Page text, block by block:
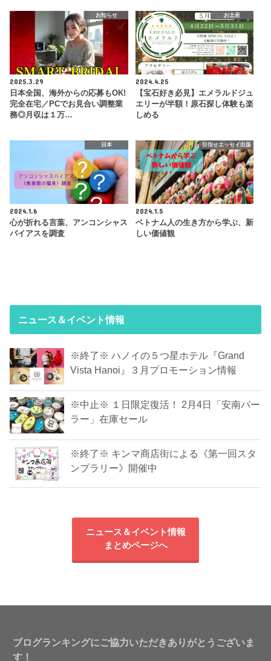
お知らせ
2025.3.29
日本全国、海外からの応募もOK!
完全在宅／PCでお見合い調整業
務◎月収は１万…
お土産
2024.4.25
【宝石好き必見】エメラルドジュ
エリーが半額！原石探し体験も楽
しめる
日本
2024.1.6
心が折れる言葉、アンコンシャス
バイアスを調査
目指せエッセイ出版
2024.1.5
ベトナム人の生き方から学ぶ、新
しい価値観
ニュース＆イベント情報
※終了※ ハノイの５つ星ホテル『Grand
Vista Hanoi』３月プロモーション情報
※中止※ １日限定復活！ 2月4日「安南パー
ラー」在庫セール
※終了※ キンマ商店街による《第一回スタ
ンプラリー》開催中
ニュース＆イベント情報
まとめページへ
ブログランキングにご協力いただきありがとうございま
す！